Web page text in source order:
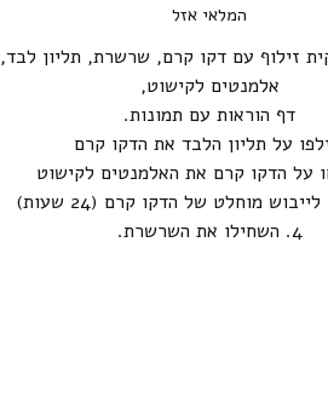
המלאי אזל
זילוף עם דקו קרם, שרשרת, תליון לבד,
אלמנטים לקישוט,
דף הוראות עם תמונות.
4. השחילו את השרשרת.